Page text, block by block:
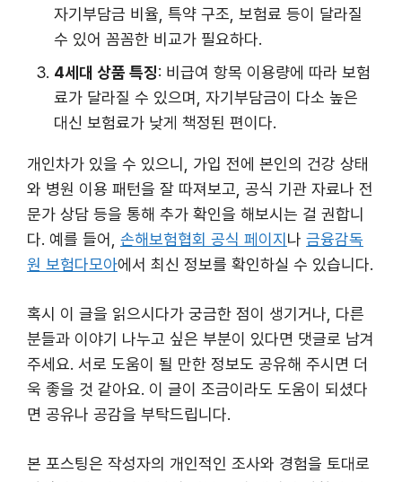
자기부담금 비율, 특약 구조, 보험료 등이 달라질
수 있어 꼼꼼한 비교가 필요하다.
4세대 상품 특징: 비급여 항목 이용량에 따라 보험
료가 달라질 수 있으며, 자기부담금이 다소 높은
대신 보험료가 낮게 책정된 편이다.
개인차가 있을 수 있으니, 가입 전에 본인의 건강 상태
와 병원 이용 패턴을 잘 따져보고, 공식 기관 자료나 전
문가 상담 등을 통해 추가 확인을 해보시는 걸 권합니
다. 예를 들어, 손해보험협회 공식 페이지 나 금융감독
원 보험다모아에서 최신 정보를 확인하실 수 있습니다.
혹시 이 글을 읽으시다가 궁금한 점이 생기거나, 다른
분들과 이야기 나누고 싶은 부분이 있다면 댓글로 남겨
주세요. 서로 도움이 될 만한 정보도 공유해 주시면 더
욱 좋을 것 같아요. 이 글이 조금이라도 도움이 되셨다
면 공유나 공감을 부탁드립니다.
본 포스팅은 작성자의 개인적인 조사와 경험을 토대로